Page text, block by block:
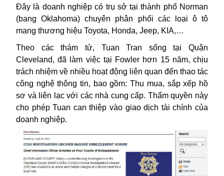
Đây là doanh nghiệp có trụ sở tại thành phố Norman
(bang Oklahoma) chuyên phân phối các loại ô tô
mang thương hiệu Toyota, Honda, Jeep, KIA,…
Theo các thám tử, Tuan Tran sống tại Quận
Cleveland, đã
làm việc tại Fowler hơn 15 năm, chịu
trách nhiệm về nhiều hoạt động liên quan đến thao tác
công nghệ thông tin, bao gồm: Thu mua, sắp xếp hồ
sơ và liên lạc với các nhà cung cấp. Thẩm quyền này
cho phép Tuan can thiệp vào giao dịch tài chính của
doanh nghiệp.